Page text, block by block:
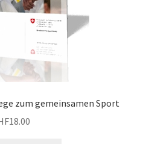
zum gemeinsamen Sport
18.00